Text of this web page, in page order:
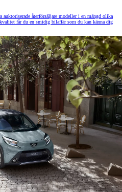
auktoriserade återförsäljare modeller i en mängd olika
får du en smidig bilaffär som du kan känna dig